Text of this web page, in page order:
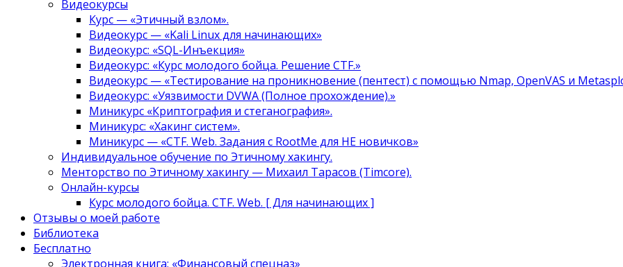
Видеокурсы
Курс — «Этичный взлом».
Видеокурс — «Kali Linux для начинающих»
Видеокурс: «SQL-Инъекция»
Видеокурс: «Курс молодого бойца. Решение CTF.»
Видеокурс — «Тестирование на проникновение (пентест) с помощью Nmap, OpenVAS и
Видеокурс: «Уязвимости DVWA (Полное прохождение).»
Миникурс «Криптография и стеганография».
Миникурс: «Хакинг систем».
Миникурс — «CTF. Web. Задания с RootMe для НЕ новичков»
Индивидуальное обучение по Этичному хакингу.
Менторство по Этичному хакингу — Михаил Тарасов (Timcore).
Онлайн-курсы
Курс молодого бойца. CTF. Web. [ Для начинающих ]
Отзывы о моей работе
Библиотека
Бесплатно
Электронная книга: «Финансовый спецназ»